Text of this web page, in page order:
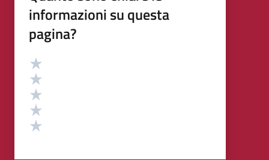
informazioni su questa
pagina?
Valutazione